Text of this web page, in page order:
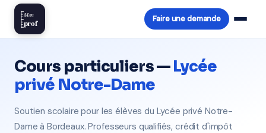
Mon
prof Faire une demande
Cours particuliers —Lycée
privé Notre-Dame
Soutien scolaire pour les élèves du Lycée privé Notre-
Dame à Bordeaux. Professeurs qualifiés, crédit d'impôt